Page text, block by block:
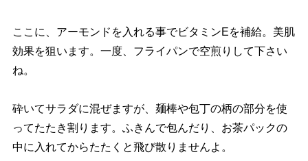
ここに、アーモンドを入れる事でビタミンEを補給。美肌
効果を狙います。一度、フライパンで空煎りして下さい
ね。
砕いてサラダに混ぜますが、麺棒や包丁の柄の部分を使
ってたたき割ります。ふきんで包んだり、お茶パックの
中に入れてからたたくと飛び散りませんよ。